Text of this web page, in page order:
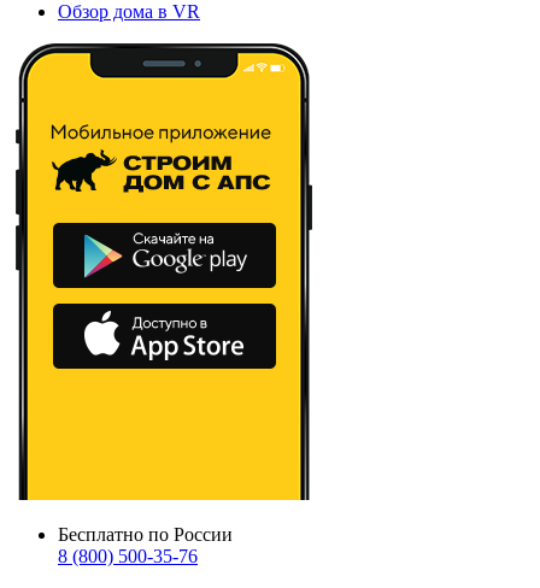
Обзор дома в VR
Бесплатно по России
8 (800) 500-35-76